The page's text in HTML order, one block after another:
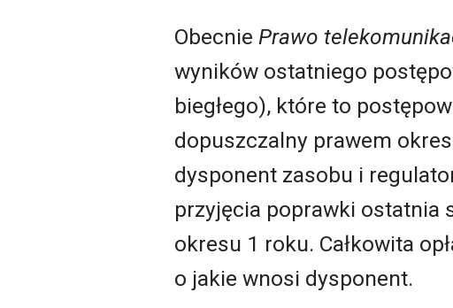
Obecnie Prawo
wyników ostatniego
biegłego), które to
dopuszczalny prawem
dysponent zasobu i
przyjęcia poprawki ostatnia
okresu 1 roku. Całkowita
o jakie wnosi dysponent.